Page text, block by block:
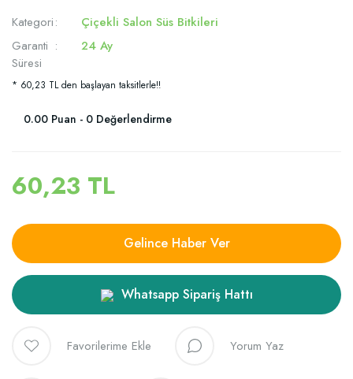
Kategori
Çiçekli Salon Süs Bitkileri
Garanti
Süresi
24 Ay
* 60,23 TL den başlayan taksitlerle!!
0.00 Puan - 0 Değerlendirme
60,23 TL
Gelince Haber Ver
Whatsapp Sipariş Hattı
Yorum Yaz